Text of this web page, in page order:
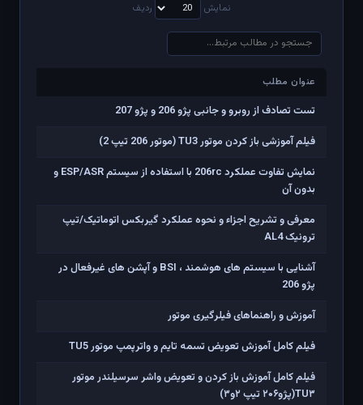
نمایش ردیف
عنوان مطلب
عنوان مطلب
تست تصادف از روبرو و جانبی پژو 206 و پژو 207
فیلم آموزشی باز کردن موتور TU3 (موتور 206 تیپ 2)
نمایش تفاوت عملکرد 206rc با استفاده از سیستم ESP/ASR و
بدون آن
معرفی و تشریح اجزاء و نحوه عملکرد گیربکس اتوماتیک/تیپ
ترونیک AL4
آشنایی با سیستم های هوشمند ، BSI و آپشن های غیرفعال در
پژو 206
آموزش و راهنماهای فیلرگیری موتور
فیلم کامل آموزش تعویض تسمه تایم و واترپمپ موتور TU5
فیلم کامل آموزش باز کردن و تعویض واشر سرسیلندر موتور
TU۳(پژو۲۰۶ تیپ ۲و۳)